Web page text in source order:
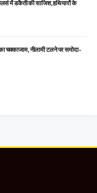
में डकैती की साजिश, हथियारों के
चक्काजाम, नीलामी टलने पर समोदा-